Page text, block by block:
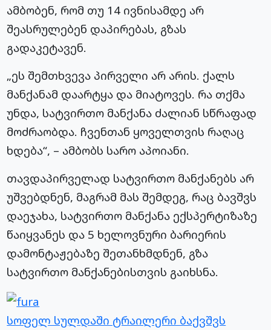
ამბობენ, რომ თუ 14 ივნისამდე არ
შეასრულებენ დაპირებას, გზას
გადაკეტავენ.
„ეს შემთხვევა პირველი არ არის. ქალს
მანქანამ დაარტყა და მიატოვეს. რა თქმა
უნდა, სატვირთო მანქანა ძალიან სწრაფად
მოძრაობდა. ჩვენთან ყოველთვის რაღაც
ხდება“, – ამბობს სარო აპოიანი.
თავდაპირველად სატვირთო მანქანებს არ
უშვებდნენ, მაგრამ მას შემდეგ, რაც ბავშვს
დაეჯახა, სატვირთო მანქანა ექსპერტიზაზე
წაიყვანეს და 5 ხელოვნური ბარიერის
დამონტაჟებაზე შეთანხმდნენ, გზა
სატვირთო მანქანებისთვის გაიხსნა.
სოფელ სულდაში ტრაილერი ბაქვშვს